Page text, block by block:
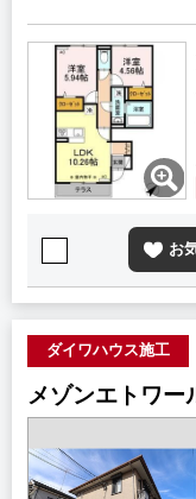
お
ダイワハウス施工
メゾンエトワー